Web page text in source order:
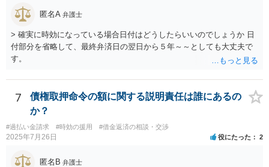
匿名A 弁護士
> 確実に時効になっている場合日付はどうしたらいいのでしょうか 日
付部分を省略して、最終弁済日の翌日から５年～～としても大丈夫で
す。
7
債権取押命令の額に関する説明責任は誰にあるの
か？
#過払い金請求 #時効の援用 #借金返済の相談・交渉
2025年7月26日 役にたった 2
匿名B 弁護士